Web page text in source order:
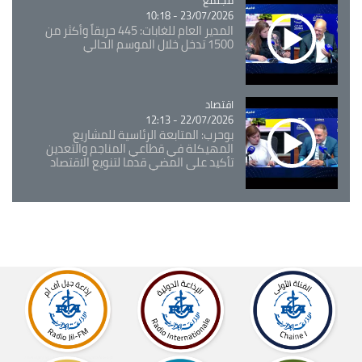
23/07/2026 - 10:18
المدير العام للغابات: 445 حريقاً وأكثر من
1500 تدخل خلال الموسم الحالي
Catégorie
اقتصاد
22/07/2026 - 12:13
بوحرب: المتابعة الرئاسية للمشاريع
المهيكلة في قطاعي المناجم والتعدين
تأكيد على المضي قدما لتنويع الاقتصاد